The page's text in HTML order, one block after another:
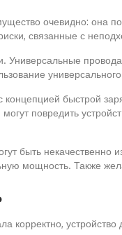
очевидно: она
связанные с
Универсальные
быстрой
повредить
быть
мощность. Также
корректно,